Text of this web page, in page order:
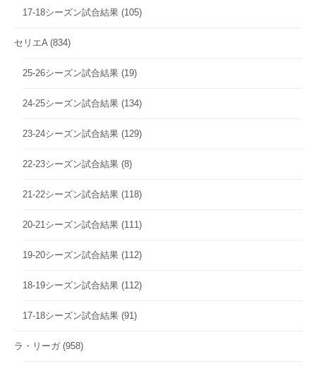
17-18シーズン試合結果 (105)
セリエA(834)
25-26シーズン試合結果 (19)
24-25シーズン試合結果 (134)
23-24シーズン試合結果 (129)
22-23シーズン試合結果 (8)
21-22シーズン試合結果 (118)
20-21シーズン試合結果 (111)
19-20シーズン試合結果 (112)
18-19シーズン試合結果 (112)
17-18シーズン試合結果 (91)
ラ・リーガ (958)